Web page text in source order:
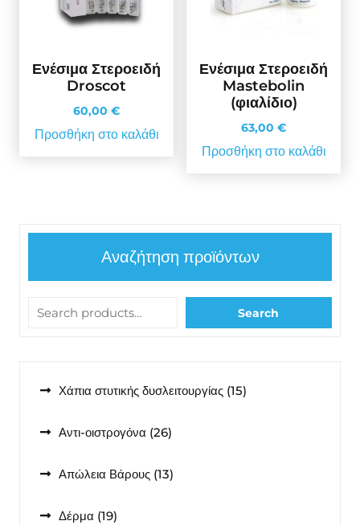
Ενέσιμα Στεροειδή
Droscot
60,00 €
Προσθήκη στο καλάθι
Ενέσιμα Στεροειδή
Mastebolin
(φιαλίδιο)
63,00 €
Προσθήκη στο καλάθι
Αναζήτηση προϊόντων
Search
Χάπια στυτικής δυσλειτουργίας 1515
Αντι-οιστρογόνα 2626
Απώλεια Βάρους 1313
Δέρμα 1919